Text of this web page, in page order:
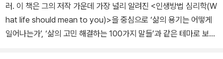
러. 이 책은 그의 저작 가운데 가장 널리 알려진 <인생방법 심리학(W
hat life should mean to you)>을 중심으로 ‘삶의 용기는 어떻게
일어나는가’, ‘삶의 고민 해결하는 100가지 말들’과 같은 테마로 보다